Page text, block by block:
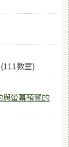
(111教室)
與螢幕預覽的